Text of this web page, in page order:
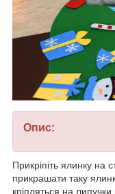
Опис:
Прикріпіть ялинку на
прикрашати таку
кріпляться на